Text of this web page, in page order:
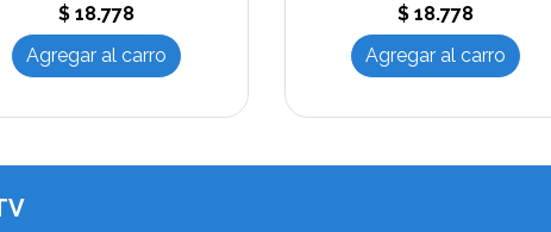
$ 18.778
Agregar al carro
$ 18.778
Agregar al carro